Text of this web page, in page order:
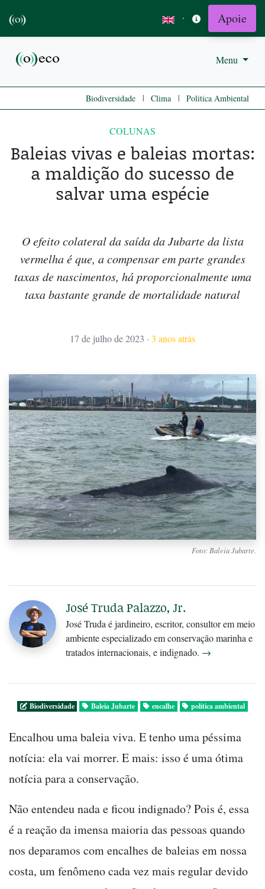
· Apoie
Menu
Biodiversidade | Clima | Politica Ambiental
COLUNAS
Baleias vivas e baleias mortas:
a maldição do sucesso de
salvar uma espécie
O efeito colateral da saída da Jubarte da lista
vermelha é que, a compensar em parte grandes
taxas de nascimentos, há proporcionalmente uma
taxa bastante grande de mortalidade natural
17 de julho de 2023 · 3 anos atrás
Foto: Baleia Jubarte.
José Truda Palazzo, Jr.
José Truda é jardineiro, escritor, consultor em meio
ambiente especializado em conservação marinha e
tratados internacionais, e indignado. →
Biodiversidade Baleia Jubarte encalhe política ambiental
Encalhou uma baleia viva. E tenho uma péssima
notícia: ela vai morrer. E mais: isso é uma ótima
notícia para a conservação.
Não entendeu nada e ficou indignado? Pois é, essa
é a reação da imensa maioria das pessoas quando
nos deparamos com encalhes de baleias em nossa
costa, um fenômeno cada vez mais regular devido